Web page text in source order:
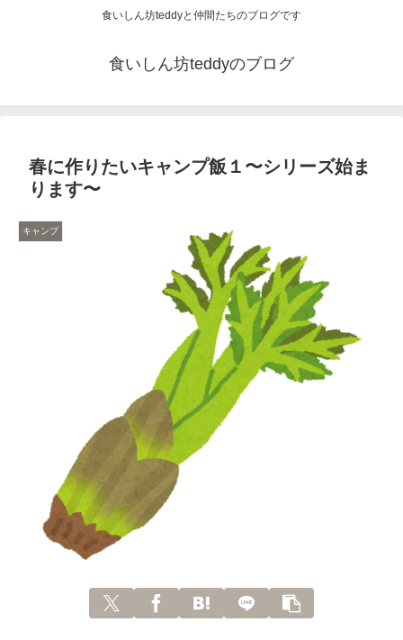
食いしん坊teddyと仲間たちのブログです
食いしん坊teddyのブログ
春に作りたいキャンプ飯１〜シリーズ始ま
ります〜
キャンプ